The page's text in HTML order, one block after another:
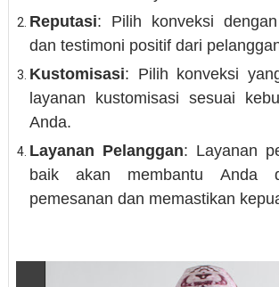
Reputasi: Pilih konveksi
dan testimoni positif dari
Kustomisasi: Pilih konveksi
layanan kustomisasi sesuai
Anda.
Layanan Pelanggan: Layanan
baik akan membantu Anda
pemesanan dan memastikan